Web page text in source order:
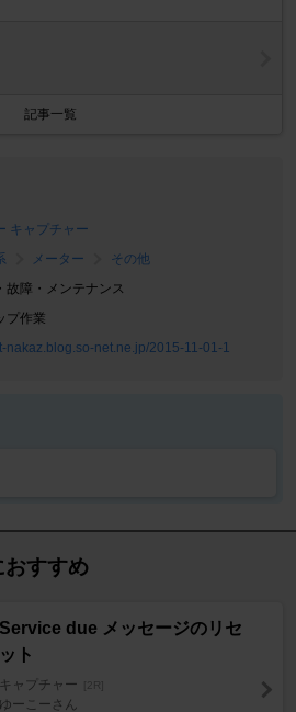
記事一覧
キャプチャー
メーター
その他
故障・メンテナンス
プ作業
nakaz.blog.so-net.ne.jp/2015-11-01-1
おすすめ
Service due メッセージのリセ
ット
キャプチャー [2R]
ゆーこーさん